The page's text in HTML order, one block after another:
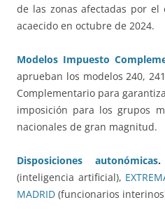
de las zonas afectadas por el
acaecido en octubre de 2024.
Modelos Impuesto
aprueban los modelos 240,
Complementario para
imposición para los grupos
nacionales de gran magnitud.
Disposiciones autonómicas
(inteligencia artificial),
MADRID (funcionarios